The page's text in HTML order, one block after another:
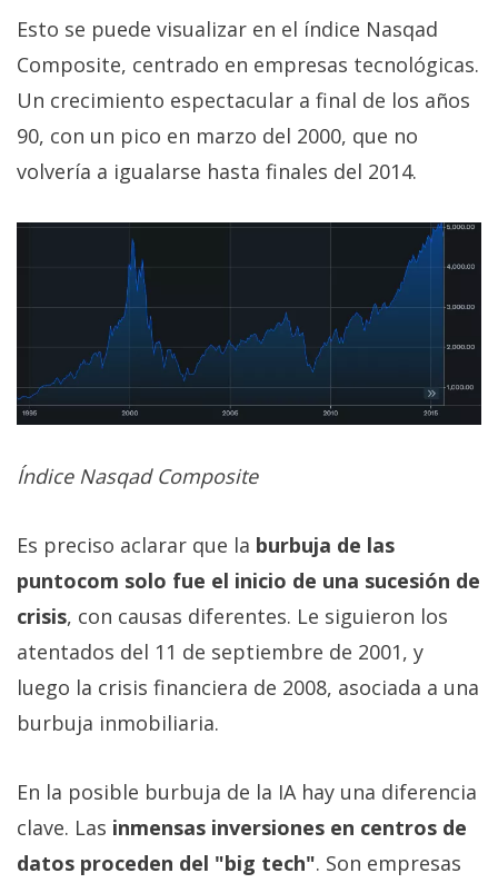
Esto se puede visualizar en el índice Nasqad
Composite, centrado en empresas tecnológicas.
Un crecimiento espectacular a final de los años
90, con un pico en marzo del 2000, que no
volvería a igualarse hasta finales del 2014.
Índice Nasqad Composite
Es preciso aclarar que la burbuja de las
puntocom solo fue el inicio de una sucesión de
crisis, con causas diferentes. Le siguieron los
atentados del 11 de septiembre de 2001, y
luego la crisis financiera de 2008, asociada a una
burbuja inmobiliaria.
En la posible burbuja de la IA hay una diferencia
clave. Las inmensas inversiones en centros de
datos proceden del "big tech". Son empresas